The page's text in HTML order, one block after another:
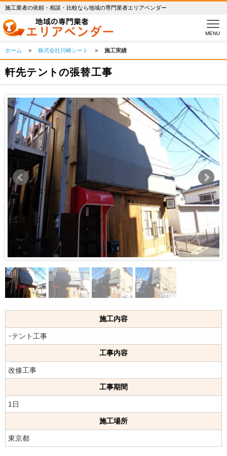
施工業者の依頼・相談・比較なら地域の専門業者エリアベンダー
MENU
ホーム > 株式会社川崎シート > 施工実績
軒先テントの張替工事
施工内容
･テント工事
工事内容
改修工事
工事期間
1日
施工場所
東京都